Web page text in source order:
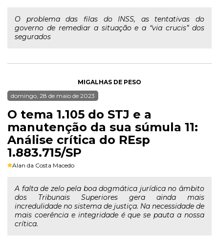
O problema das filas do INSS, as tentativas do
governo de remediar a situação e a “via crucis” dos
segurados
MIGALHAS DE PESO
domingo, 28 de maio de 2023
O tema 1.105 do STJ e a
manutenção da sua súmula 11:
Análise crítica do REsp
1.883.715/SP
Alan da Costa Macedo
A falta de zelo pela boa dogmática jurídica no âmbito
dos Tribunais Superiores gera ainda mais
incredulidade no sistema de justiça. Na necessidade de
mais coerência e integridade é que se pauta a nossa
crítica.